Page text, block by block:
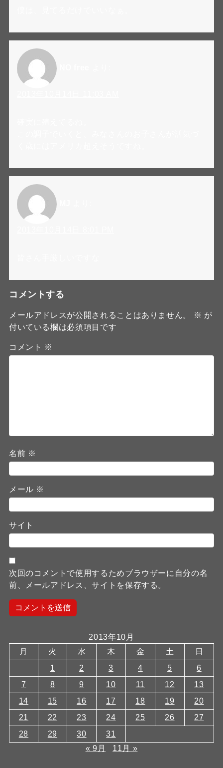
コメントする
メールアドレスが公開されることはありません。 ※ が
付いている欄は必須項目です
コメント ※
名前 ※
メール ※
サイト
次回のコメントで使用するためブラウザーに自分の名
前、メールアドレス、サイトを保存する。
2013年10月
月
火 水 木 金 土
日
1
2 3 4 5
6
7
8 9 10 11 12
13
14
15 16 17 18 19
20
21
22 23 24 25 26
27
28
29 30
31
« 9月
11月 »